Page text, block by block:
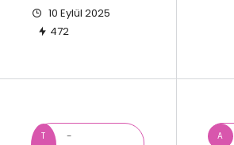
10 Eylül 2025
472
T A